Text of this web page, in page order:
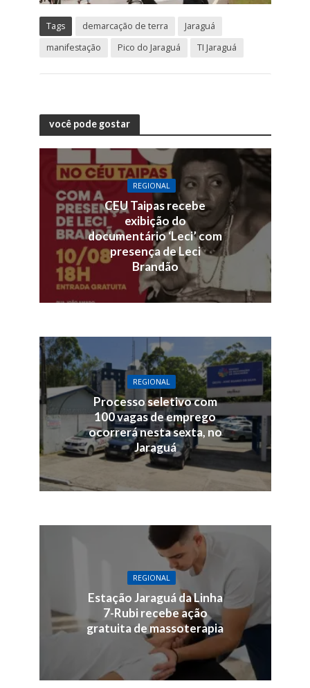
Tags demarcação de terra
Jaraguá
manifestação
Pico do Jaraguá TI Jaraguá
você pode gostar
REGIONAL
CEU Taipas recebe
exibição do
documentário ‘Leci’ com
presença de Leci
Brandão
REGIONAL
Processo seletivo com
100 vagas de emprego
ocorrerá nesta sexta, no
Jaraguá
REGIONAL
Estação Jaraguá da Linha
7-Rubi recebe ação
gratuita de massoterapia